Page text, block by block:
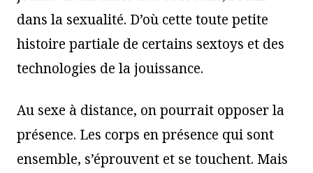
dans la sexualité. D’où cette toute petite
histoire partiale de certains sextoys et des
technologies de la jouissance.
Au sexe à distance, on pourrait opposer la
présence. Les corps en présence qui sont
ensemble, s’éprouvent et se touchent. Mais